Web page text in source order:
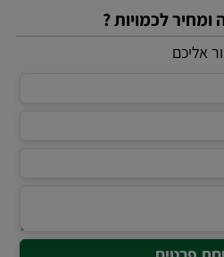
ומחיר לכמויות ?
אליכם